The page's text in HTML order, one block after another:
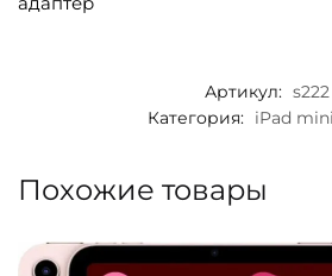
Артикул: s222
Категория: iPad
Похожие товары